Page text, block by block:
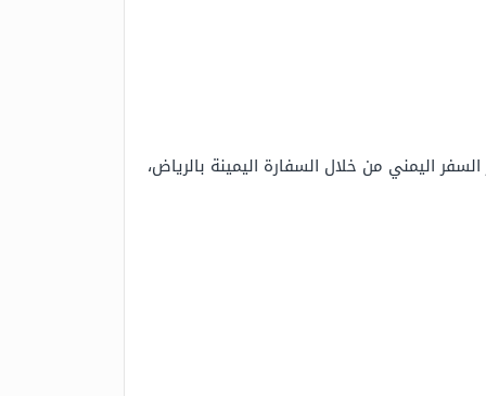
اليمني من خلال السفارة اليمينة بالرياض،